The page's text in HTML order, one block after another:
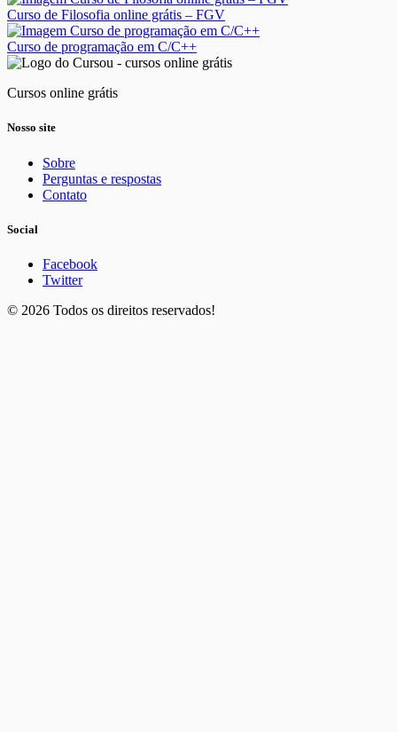
Curso de Filosofia online grátis – FGV
Curso de programação em C/C++
Cursos online grátis
Nosso site
Sobre
Perguntas e respostas
Contato
Social
Facebook
Twitter
© 2026 Todos os direitos reservados!